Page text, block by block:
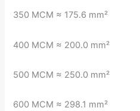
350 MCM ≈ 175.6 mm²
400 MCM ≈ 200.0 mm²
500 MCM ≈ 250.0 mm²
600 MCM ≈ 298.1 mm²